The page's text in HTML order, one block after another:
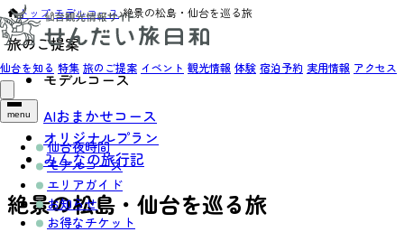
仙台を知る 特集 旅のご提案 イベント 観光情報 体験 宿泊予約 実用情報 アクセス
menu
仙台夜時間
モデルコース
エリアガイド
お知らせ
お得なチケット
トップ›モデルコース›絶景の松島・仙台を巡る旅
旅のご提案
モデルコース
AIおまかせコース
オリジナルプラン
みんなの旅行記
絶景の松島・仙台を巡る旅